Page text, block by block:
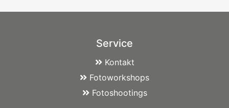
Service
Kontakt
Fotoworkshops
Fotoshootings